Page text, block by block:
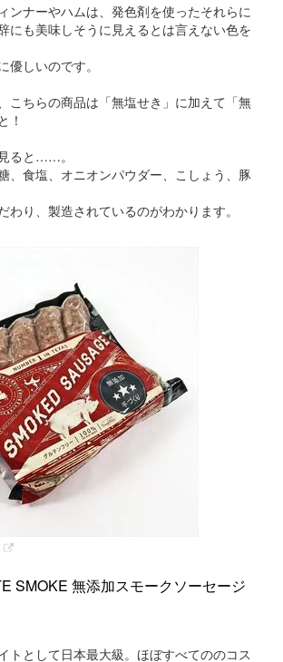
ンナーやハムは、発色剤を使ったそれらに
にも美味しそうに見えるとは言えない色を
優しいのです。
こちらの商品は「無塩せき」に加えて「無
！
ると……。
、食塩、オニオンパウダー、こしょう、豚
わり、製造されているのがわかります。
SMOKE 無添加スモークソーセージ
トとして日本最大級。ほぼすべてののコス